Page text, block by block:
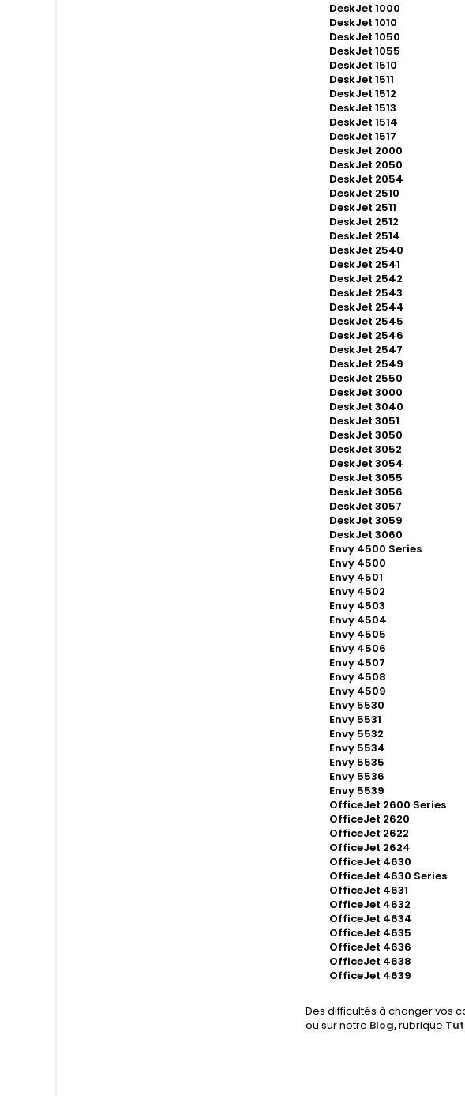
DeskJet 1000
DeskJet 1010
DeskJet 1050
DeskJet 1055
DeskJet 1510
DeskJet 1511
DeskJet 1512
DeskJet 1513
DeskJet 1514
DeskJet 1517
DeskJet 2000
DeskJet 2050
DeskJet 2054
DeskJet 2510
DeskJet 2511
DeskJet 2512
DeskJet 2514
DeskJet 2540
DeskJet 2541
DeskJet 2542
DeskJet 2543
DeskJet 2544
DeskJet 2545
DeskJet 2546
DeskJet 2547
DeskJet 2549
DeskJet 2550
DeskJet 3000
DeskJet 3040
DeskJet 3051
DeskJet 3050
DeskJet 3052
DeskJet 3054
DeskJet 3055
DeskJet 3056
DeskJet 3057
DeskJet 3059
DeskJet 3060
Envy 4500 Series
Envy 4500
Envy 4501
Envy 4502
Envy 4503
Envy 4504
Envy 4505
Envy 4506
Envy 4507
Envy 4508
Envy 4509
Envy 5530
Envy 5531
Envy 5532
Envy 5534
Envy 5535
Envy 5536
Envy 5539
OfficeJet 2600 Series
OfficeJet 2620
OfficeJet 2622
OfficeJet 2624
OfficeJet 4630
OfficeJet 4630 Series
OfficeJet 4631
OfficeJet 4632
OfficeJet 4634
OfficeJet 4635
OfficeJet 4636
OfficeJet 4638
OfficeJet 4639
Des difficultés à changer vos
ou sur notre Blog,rubrique